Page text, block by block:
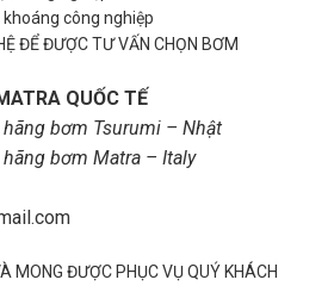
khoáng công nghiệp
ĐỂ ĐƯỢC TƯ VẤN CHỌN BƠM
QUỐC TẾ
bơm Tsurumi – Nhật
bơm Matra – Italy
MONG ĐƯỢC PHỤC VỤ QUÝ KHÁCH